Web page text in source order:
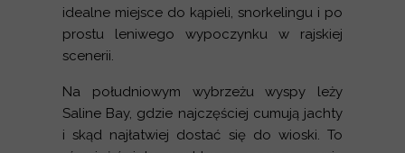
idealne miejsce do kąpieli, snorkelingu i po
prostu leniwego wypoczynku w rajskiej
scenerii.
Na południowym wybrzeżu wyspy leży
Saline Bay, gdzie najczęściej cumują jachty
i skąd najłatwiej dostać się do wioski. To